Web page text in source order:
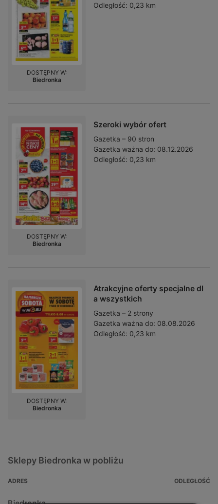
Odległość: 0,23 km
DOSTĘPNY W:
Biedronka
Szeroki wybór ofert
Gazetka – 90 stron
Gazetka ważna do: 08.12.2026
Odległość: 0,23 km
DOSTĘPNY W:
Biedronka
Atrakcyjne oferty specjalne dl
a wszystkich
Gazetka – 2 strony
Gazetka ważna do: 08.08.2026
Odległość: 0,23 km
DOSTĘPNY W:
Biedronka
Sklepy Biedronka w pobliżu
ADRES ODLEGŁOŚĆ